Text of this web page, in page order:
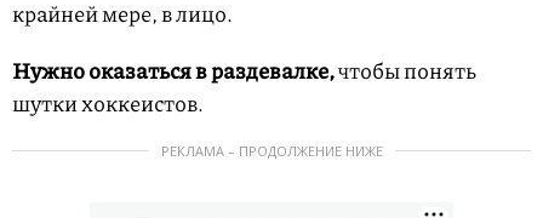
крайней мере, в лицо.
Нужно оказаться в раздевалке,чтобы понять
шутки хоккеистов.
РЕКЛАМА – ПРОДОЛЖЕНИЕ НИЖЕ